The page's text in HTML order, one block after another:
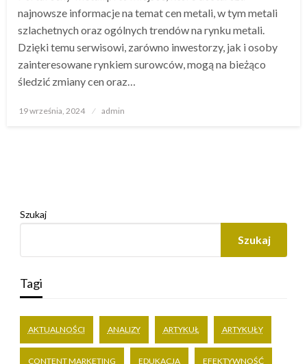
najnowsze informacje na temat cen metali, w tym metali
szlachetnych oraz ogólnych trendów na rynku metali.
Dzięki temu serwisowi, zarówno inwestorzy, jak i osoby
zainteresowane rynkiem surowców, mogą na bieżąco
śledzić zmiany cen oraz…
Opublikowane
19 września, 2024 admin
Szukaj
Szukaj
Tagi
AKTUALNOŚCI ANALIZY ARTYKUŁ ARTYKUŁY
CONTENT MARKETING EDUKACJA EFEKTYWNOŚĆ